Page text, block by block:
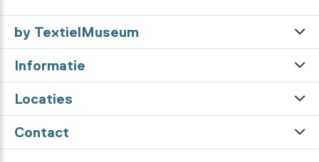
by TextielMuseum
Informatie
Locaties
Contact